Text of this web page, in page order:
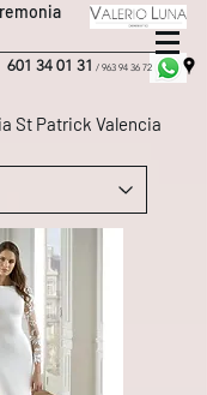
601 34 01 31 / 963 94 36 72
St Patrick Valencia